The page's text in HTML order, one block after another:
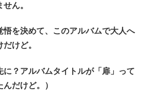
ん。
悟を決めて、このアルバムで大人へ
けど。
に？アルバムタイトルが「扉」って
だけど。）